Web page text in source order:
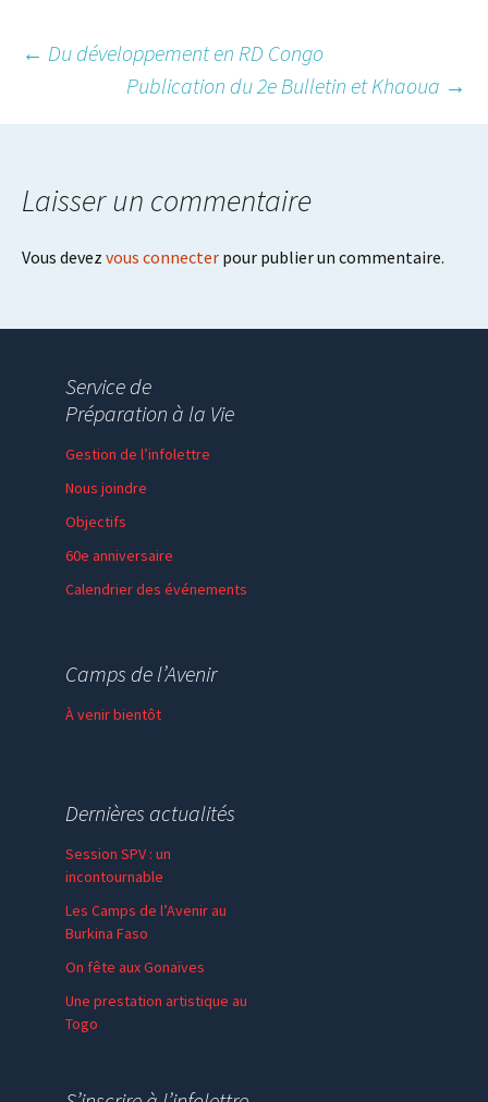
Post
navigation
← Du développement en RD Congo
Publication du 2e Bulletin et Khaoua →
Laisser un commentaire
Vous devez vous connecter pour publier un commentaire.
Service de
Préparation à la Vie
Gestion de l’infolettre
Nous joindre
Objectifs
60e anniversaire
Calendrier des événements
Faire un don
Camps de l’Avenir
À venir bientôt
Dernières actualités
Session SPV : un
incontournable
Les Camps de l’Avenir au
Burkina Faso
On fête aux Gonaïves
Une prestation artistique au
Togo